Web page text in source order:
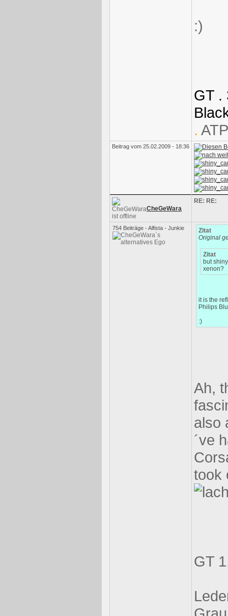
:)
GT .
.
Beitrag vom 25.02.2009 - 18:36
CheGeWara
RE: RE:
754 Beiträge - Alfista - Junkie
Zitat
Original
Zitat
but
xenon?
it is the
Philips
:)
Ah,
also
´ve
took
GT